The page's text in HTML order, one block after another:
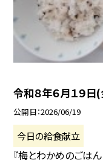
令和８年６月１９
公開日 2026/06/19
今日の給食献立
『梅とわかめのごは